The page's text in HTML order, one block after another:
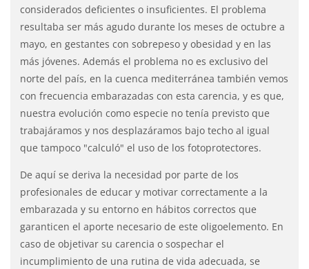
considerados deficientes o insuficientes. El problema
resultaba ser más agudo durante los meses de octubre a
mayo, en gestantes con sobrepeso y obesidad y en las
más jóvenes. Además el problema no es exclusivo del
norte del país, en la cuenca mediterránea también vemos
con frecuencia embarazadas con esta carencia, y es que,
nuestra evolución como especie no tenía previsto que
trabajáramos y nos desplazáramos bajo techo al igual
que tampoco "calculó" el uso de los fotoprotectores.
De aquí se deriva la necesidad por parte de los
profesionales de educar y motivar correctamente a la
embarazada y su entorno en hábitos correctos que
garanticen el aporte necesario de este oligoelemento. En
caso de objetivar su carencia o sospechar el
incumplimiento de una rutina de vida adecuada, se